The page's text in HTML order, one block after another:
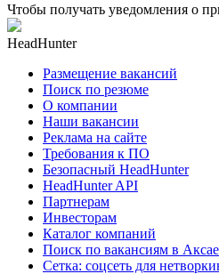
Чтобы получать уведомления о
HeadHunter
Размещение вакансий
Поиск по резюме
О компании
Наши вакансии
Реклама на сайте
Требования к ПО
Безопасный HeadHunter
HeadHunter API
Партнерам
Инвесторам
Каталог компаний
Поиск по вакансиям в
Сетка: соцсеть для